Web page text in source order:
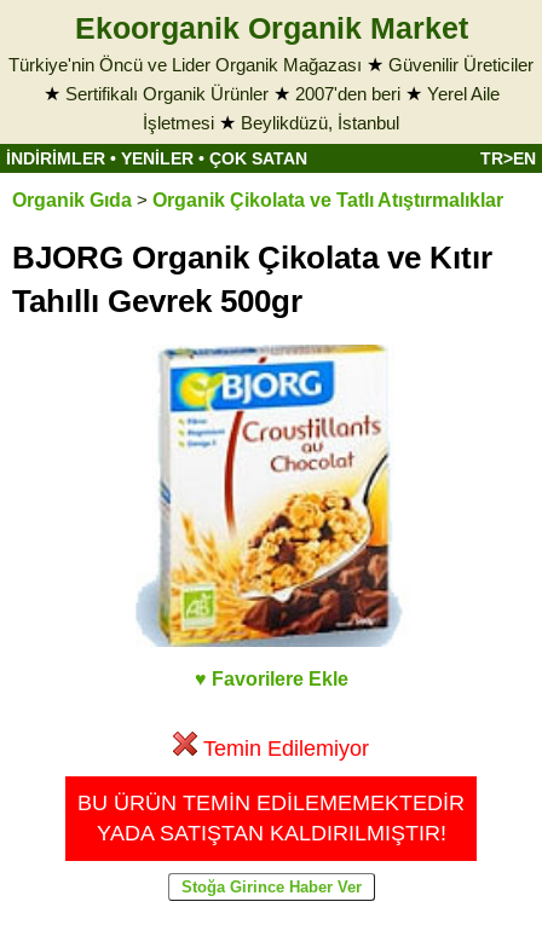
Ekoorganik Organik Market
Türkiye'nin Öncü ve Lider Organik Mağazası ★ Güvenilir Üreticiler
★ Sertifikalı Organik Ürünler★ 2007'den beri★ Yerel Aile
İşletmesi ★ Beylikdüzü, İstanbul
İNDİRİMLER • YENİLER • ÇOK SATAN TR>EN
Organik Gıda > Organik Çikolata ve Tatlı Atıştırmalıklar
BJORG Organik Çikolata ve Kıtır
Tahıllı Gevrek 500gr
♥ Favorilere Ekle
Temin Edilemiyor
BU ÜRÜN TEMİN EDİLEMEMEKTEDİR
YADA SATIŞTAN KALDIRILMIŞTIR!